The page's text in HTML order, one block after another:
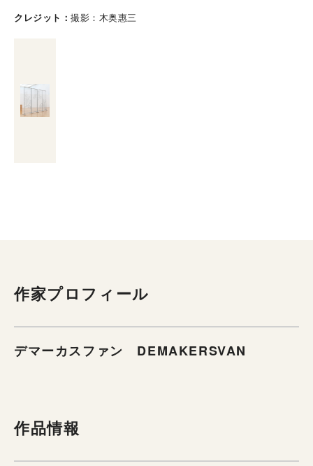
クレジット 撮影：木奥惠三
作家プロフィール
デマーカスファン DEMAKERSVAN
作品情報